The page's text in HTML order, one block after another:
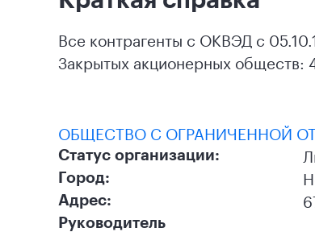
Все контрагенты с ОКВЭД с
Закрытых акционерных обществ:
ОБЩЕСТВО С ОГРАНИЧЕННОЙ
Статус организации:
Город:
Адрес:
Руководитель